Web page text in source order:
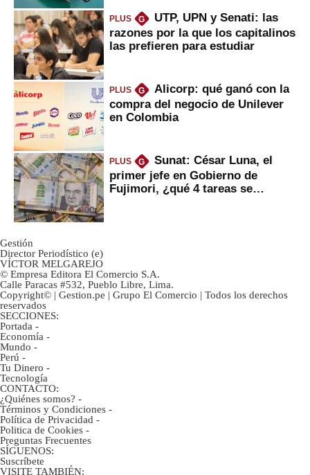
PLUS G
UTP, UPN y Senati: las
razones por la que los capitalinos
las prefieren para estudiar
PLUS G
Alicorp: qué ganó con la
compra del negocio de Unilever
en Colombia
PLUS G
Sunat: César Luna, el
primer jefe en Gobierno de
Fujimori, ¿qué 4 tareas se
Gestión
Director Periodístico (e)
VÍCTOR MELGAREJO
© Empresa Editora El Comercio S.A.
Calle Paracas #532, Pueblo Libre, Lima.
Copyright© | Gestion.pe | Grupo El Comercio | Todos los derechos
reservados
SECCIONES:
Portada -
Economía -
Mundo -
Perú -
Tu Dinero -
Tecnología
CONTACTO:
¿Quiénes somos? -
Términos y Condiciones -
Política de Privacidad -
Politica de Cookies -
Preguntas Frecuentes
SÍGUENOS:
Suscríbete
VISITE TAMBIÉN: